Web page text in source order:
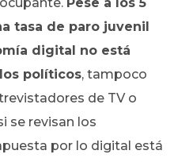
Pese a los 5
tasa de paro juvenil
digital no está
políticos, tampoco
de TV o
se revisan los
por lo digital está